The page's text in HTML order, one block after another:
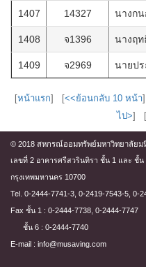
1407 14327 นางกน
1408 จ1396 นางฤท
1409 จ2969 นายปร
[หน้าแรก] [<<ย้อนกลับ 10 หน้า
ไป>] [
© 2018 สหกรณ์ออมทรัพย์มหาวิทยาลัยม
เลขที่ 2 อาคารศรีสวรินทิรา ชั้น 1 และ ชั้น
กรุงเทพมหานคร 10700
Tel. 0-2444-7741-3, 0-2419-7543-5, 0-
Fax ชั้น 1 : 0-2444-7738, 0-2444-7747
ชั้น 6 : 0-2444-7740
E-mail : info@musaving.com